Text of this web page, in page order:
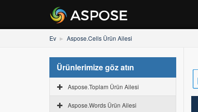
Ev Aspose.Cells Ürün Ailesi
Ürünlerimize göz atın
Aspose.Toplam Ürün Ailesi
Aspose.Words Ürün Ailesi